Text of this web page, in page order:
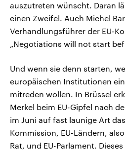
auszutreten wünscht. Daran
einen Zweifel. Auch Michel
Verhandlungsführer der EU-
„Negotiations will not start
Und wenn sie denn starten,
europäischen Institutionen
mitreden wollen. In Brüssel
Merkel beim EU-Gipfel nach
im Juni auf fast launige Art
Kommission, EU-Ländern,
Rat, und EU-Parlament.